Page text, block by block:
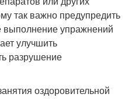
так важно предупредить
выполнение упражнений
улучшить
разрушение
оздоровительной